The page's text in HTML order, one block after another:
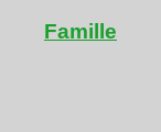
Famille